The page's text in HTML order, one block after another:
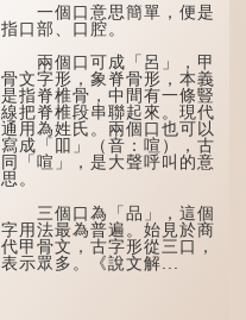
一個口意思簡單，便是
指口部、口腔。
兩個口可成「呂」，甲
骨文字形，象脊骨形，本義
是指脊椎骨，中間有一條豎
線把脊椎段串聯起來。現代
通用為姓氏。兩個口也可以
寫成「吅」（音：喧），古
同「喧」，是大聲呼叫的意
思。
三個口為「品」，這個
字用法最為普遍。始見於商
代甲骨文，古字形從三口，
表示眾多。《說文解...